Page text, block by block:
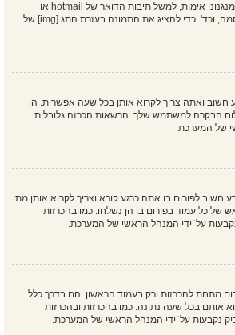
תמונות המאוחסנות מאחורי מנגנוני אימות, למשל תיבות הדואר של hotmail או
yahoo, אתרים המוגנים בססמה, וכד'. כדי להציג את התמונה בעזרת התג [img] של
חשוב ואתה צריך לקרוא אותן בכל שעה אפשרית. הן
הבקרה למשתמש שלך. הרשאות הכרזה גלובלית
של המערכת.
חשוב לפורום בו אתה כרגע קורא וצריך לקרוא אותן מתי
של כל עמוד בפורום בו הן נשלחו. כמו בהכרזות
על־ידי המנהל הראשי של המערכת.
מתחת להכרזות ורק בעמוד הראשון. הם בדרך כלל
אותם בכל שעה נתונה. כמו בהכרזות ובהכרזות
נקבעות על־ידי המנהל הראשי של המערכת.